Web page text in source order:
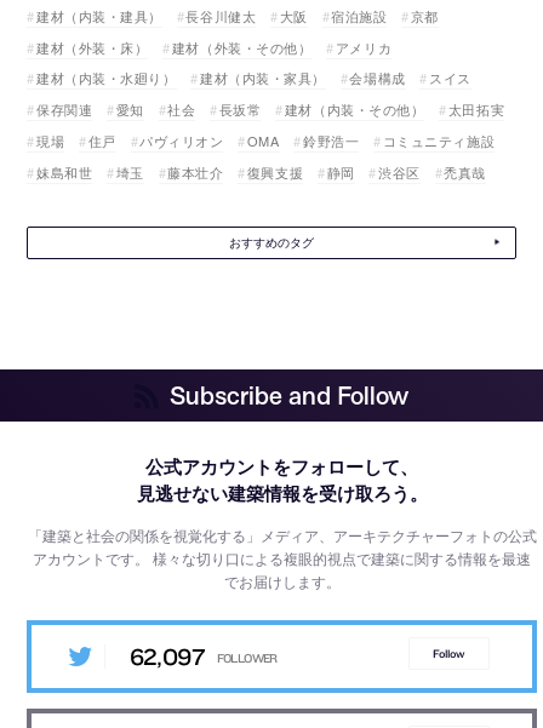
建材（内装・建具）
長谷川健太 大阪 宿泊施設
京都
建材（外装・床）
建材（外装・その他）
アメリカ
建材（内装・水廻り）
建材（内装・家具） 会場構成
スイス
保存関連
愛知 社会 長坂常 建材（内装・その他）
太田拓実
現場
住戸 パヴィリオン OMA 鈴野浩一
コミュニティ施設
妹島和世
埼玉 藤本壮介 復興支援 静岡 渋谷区 禿真哉
おすすめのタグ
Subscribe and Follow
公式アカウントをフォローして、
見逃せない建築情報を受け取ろう。
「建築と社会の関係を視覚化する」メディア、アーキテクチャーフォトの公式
アカウントです。様々な切り口による複眼的視点で建築に関する情報を最速
でお届けします。
62,097 Follow